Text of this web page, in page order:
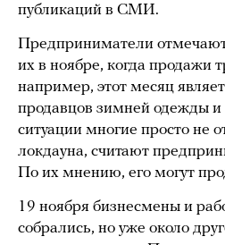
публикаций в СМИ.
Предприниматели
их в ноябре, когда продажи
например, этот месяц
продавцов зимней одежды и
ситуации многие просто не
локдауна, считают
По их мнению, его могут
19 ноября бизнесмены и
собрались, но уже около